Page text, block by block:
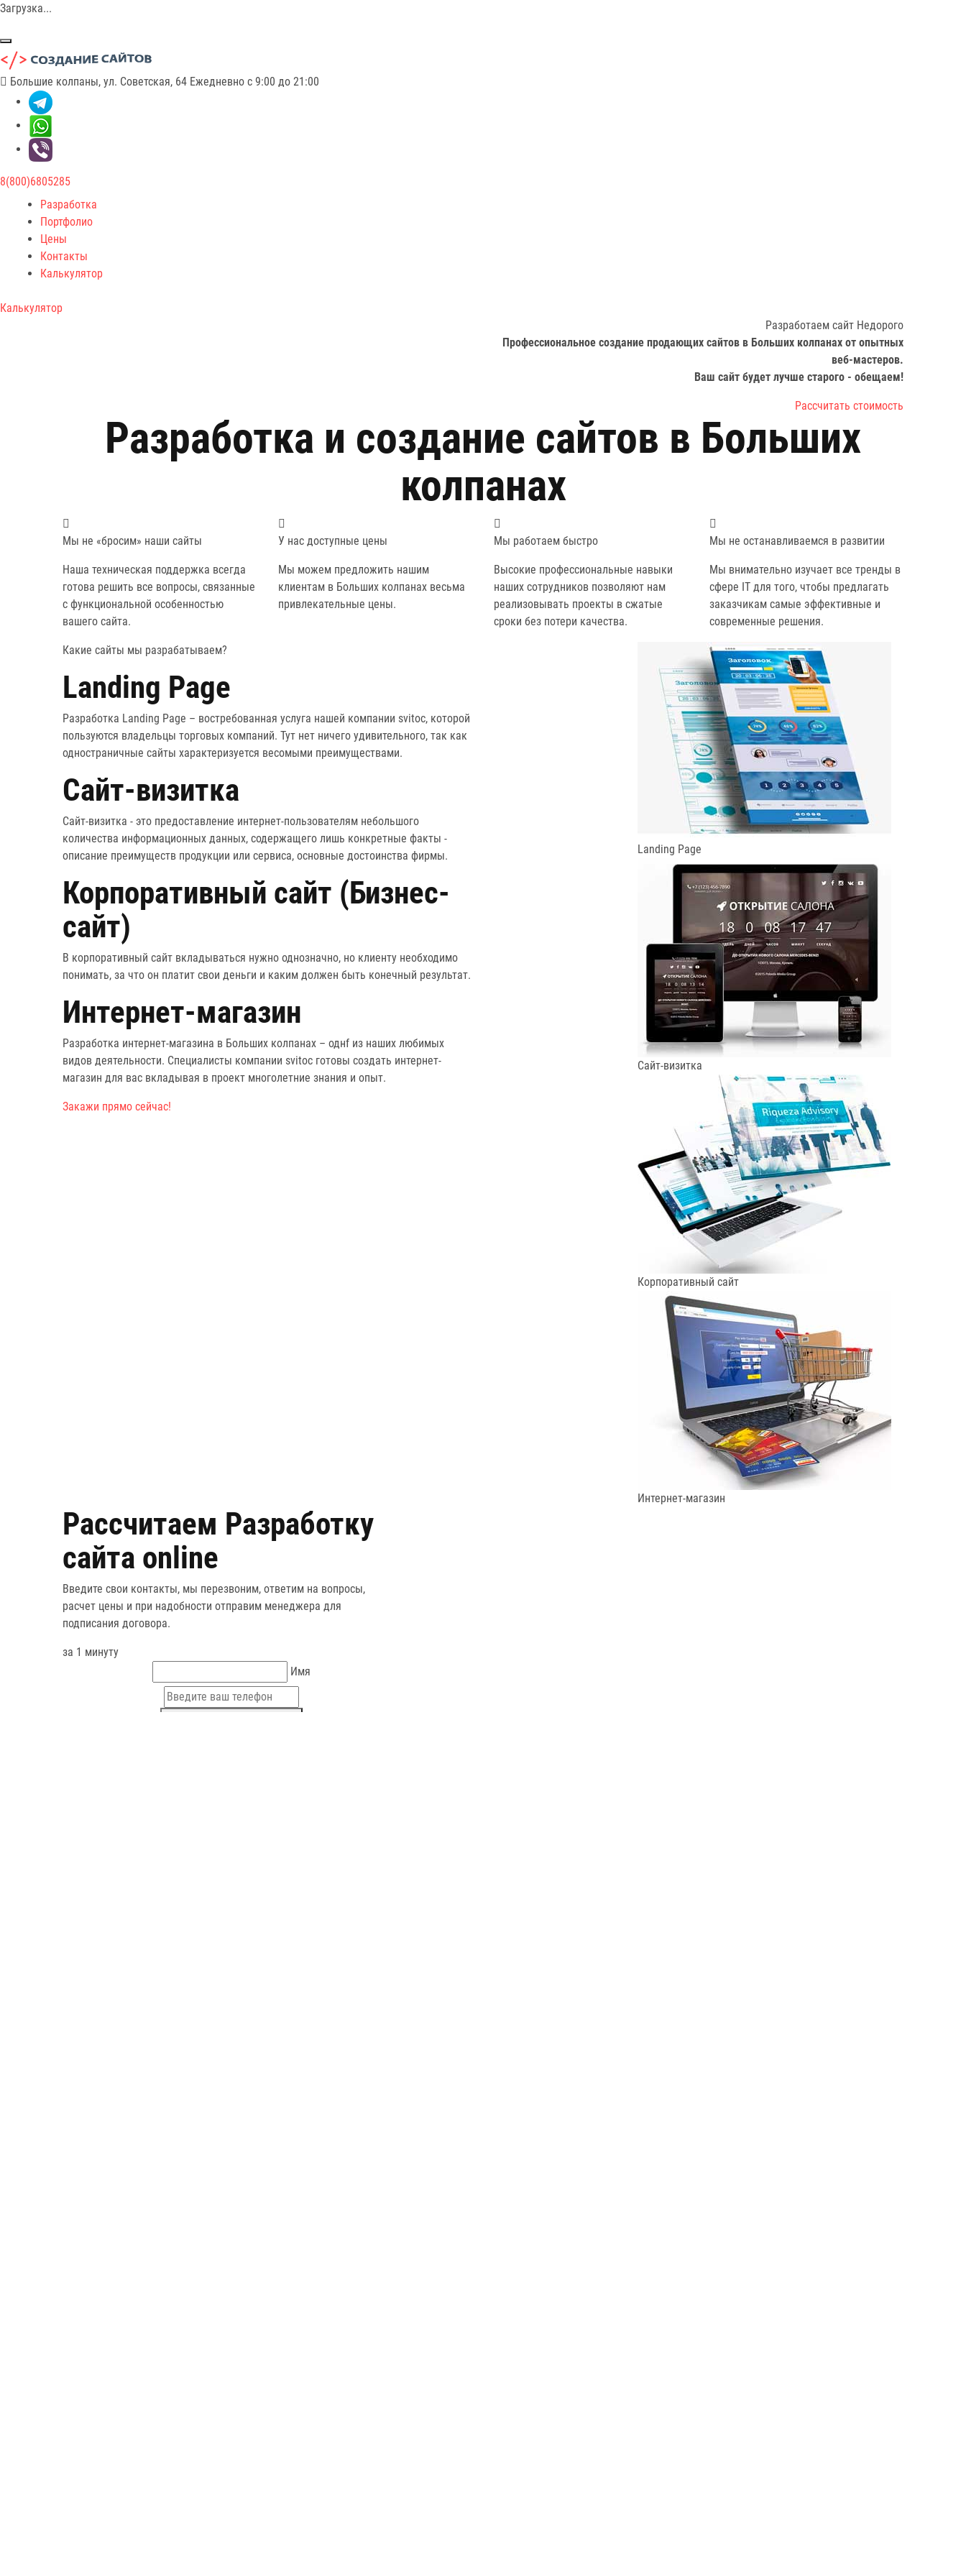
Загрузка...
Большие колпаны, ул. Советская, 64 Ежедневно с 9:00 до 21:00
8(800)6805285
Разработка
Портфолио
Цены
Контакты
Калькулятор
Калькулятор
Разработаем сайт Недорого
Профессиональное создание продающих сайтов в Больших колпанах от опытных
веб-мастеров.
Ваш сайт будет лучше старого - обещаем!
Рассчитать стоимость
Разработка и создание сайтов в Больших
колпанах
Мы не «бросим» наши сайты
Наша техническая поддержка всегда
готова решить все вопросы, связанные
с функциональной особенностью
вашего сайта.
У нас доступные цены
Мы можем предложить нашим
клиентам в Больших колпанах весьма
привлекательные цены.
Мы работаем быстро
Высокие профессиональные навыки
наших сотрудников позволяют нам
реализовывать проекты в сжатые
сроки без потери качества.
Мы не останавливаемся в развитии
Мы внимательно изучает все тренды в
сфере IT для того, чтобы предлагать
заказчикам самые эффективные и
современные решения.
Какие сайты мы разрабатываем?
Landing Page
Разработка Landing Page – востребованная услуга нашей компании svitoc, которой
пользуются владельцы торговых компаний. Тут нет ничего удивительного, так как
одностраничные сайты характеризуется весомыми преимуществами.
Сайт-визитка
Сайт-визитка - это предоставление интернет-пользователям небольшого
количества информационных данных, содержащего лишь конкретные факты -
описание преимуществ продукции или сервиса, основные достоинства фирмы.
Корпоративный сайт (Бизнес-
сайт)
В корпоративный сайт вкладываться нужно однозначно, но клиенту необходимо
понимать, за что он платит свои деньги и каким должен быть конечный результат.
Интернет-магазин
Разработка интернет-магазина в Больших колпанах – однf из наших любимых
видов деятельности. Специалисты компании svitoc готовы создать интернет-
магазин для вас вкладывая в проект многолетние знания и опыт.
Закажи прямо сейчас!
Landing Page
Сайт-визитка
Корпоративный сайт
Интернет-магазин
Рассчитаем Разработку
сайта online
Введите свои контакты, мы перезвоним, ответим на вопросы,
расчет цены и при надобности отправим менеджера для
подписания договора.
за 1 минуту
Имя